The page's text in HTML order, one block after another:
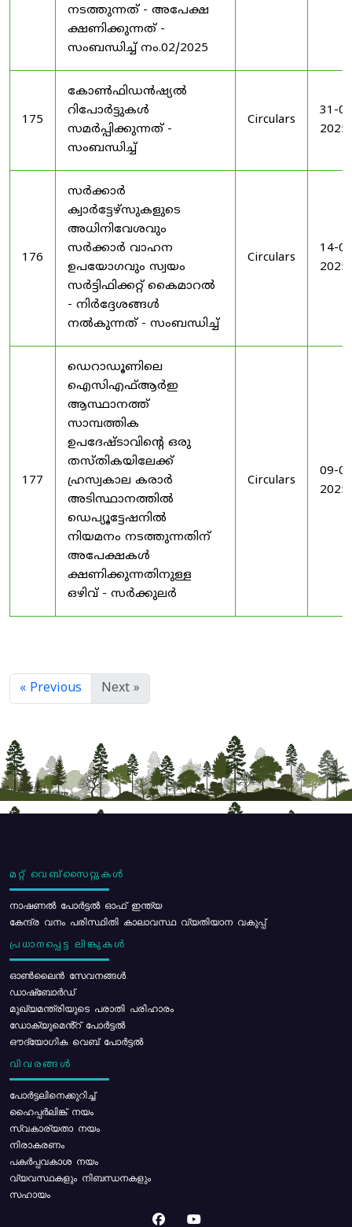
നടത്തുന്നത് - അപേക്ഷ
ക്ഷണിക്കുന്നത് -
സംബന്ധിച്ച് നം.02/2025
175
കോൺഫിഡൻഷ്യൽ
റിപോർട്ടുകൾ
സമർപ്പിക്കുന്നത് -
സംബന്ധിച്ച്
Circulars
31-
2025
176
സർക്കാർ
ക്വാർട്ടേഴ്സുകളുടെ
അധിനിവേശവും
സർക്കാർ വാഹന
ഉപയോഗവും സ്വയം
സർട്ടിഫിക്കറ്റ് കൈമാറൽ
- നിർദ്ദേശങ്ങൾ
നൽകുന്നത് - സംബന്ധിച്ച്
Circulars
14-
2025
177
ഡെറാഡൂണിലെ
ഐസിഎഫ്ആർഇ
ആസ്ഥാനത്ത്
സാമ്പത്തിക
ഉപദേഷ്ടാവിന്റെ ഒരു
തസ്തികയിലേക്ക്
ഹ്രസ്വകാല കരാർ
അടിസ്ഥാനത്തിൽ
ഡെപ്യൂട്ടേഷനിൽ
നിയമനം നടത്തുന്നതിന്
അപേക്ഷകൾ
ക്ഷണിക്കുന്നതിനുള്ള
ഒഴിവ് - സർക്കുലർ
Circulars
09-
2025
« Previous Next »
മറ്റ് വെബ്സൈറ്റുകൾ
നാഷണൽ പോർട്ടൽ ഓഫ് ഇന്ത്യ
കേന്ദ്ര വനം പരിസ്ഥിതി കാലാവസ്ഥ വ്യതിയാന വകുപ്പ്
പ്രധാനപ്പെട്ട ലിങ്കുകൾ
ഓൺലൈൻ സേവനങ്ങൾ
ഡാഷ്ബോർഡ്
മുഖ്യമന്ത്രിയുടെ പരാതി പരിഹാരം
ഡോക്യുമെൻ്റ് പോർട്ടൽ
ഔദ്യോഗിക വെബ് പോർട്ടൽ
വിവരങ്ങൾ
പോര്‍ട്ടലിനെക്കുറിച്ച്
ഹൈപ്പർലിങ്ക് നയം
സ്വകാര്യതാ നയം
നിരാകരണം
പകർപ്പവകാശ നയം
വ്യവസ്ഥകളും നിബന്ധനകളും
സഹായം